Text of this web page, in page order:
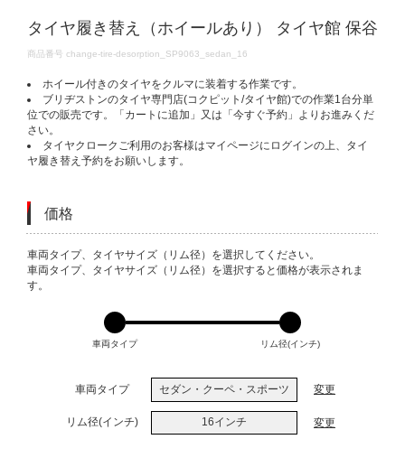
タイヤ履き替え（ホイールあり） タイヤ館 保谷
DETAILS
商品番号 change-tire-desorption_SP9063_sedan_16
ホイール付きのタイヤをクルマに装着する作業です。
ブリヂストンのタイヤ専門店(コクピット/タイヤ館)での作業1台分単
位での販売です。「カートに追加」又は「今すぐ予約」よりお進みくだ
さい。
タイヤクロークご利用のお客様はマイページにログインの上、タイ
ヤ履き替え予約をお願いします。
価格
VARIATIONS
車両タイプ、タイヤサイズ（リム径）を選択してください。
車両タイプ、タイヤサイズ（リム径）を選択すると価格が表示されま
す。
車両タイプ リム径(インチ)
車両タイプ セダン・クーペ・スポーツ 変更
リム径(インチ) 16インチ 変更